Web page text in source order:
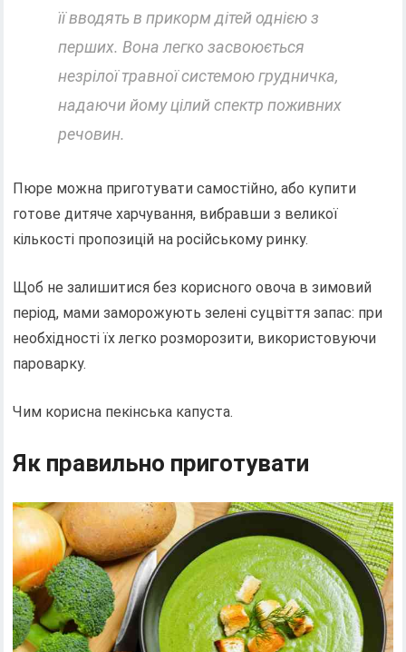
її вводять в прикорм дітей однією з
перших. Вона легко засвоюється
незрілої травної системою грудничка,
надаючи йому цілий спектр поживних
речовин.
Пюре можна приготувати самостійно, або купити
готове дитяче харчування, вибравши з великої
кількості пропозицій на російському ринку.
Щоб не залишитися без корисного овоча в зимовий
період, мами заморожують зелені суцвіття запас: при
необхідності їх легко розморозити, використовуючи
пароварку.
Чим корисна пекінська капуста.
Як правильно приготувати